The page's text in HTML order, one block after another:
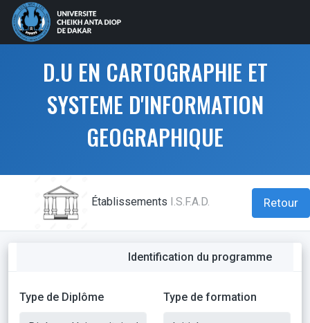
D.U EN CARTOGRAPHIE ET
SYSTEME D'INFORMATION
GEOGRAPHIQUE
Établissements I.S.F.A.D. Retour
Identification du programme
Type de Diplôme Type de formation